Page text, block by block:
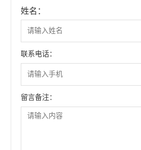
姓名：
联系电话：
留言备注：